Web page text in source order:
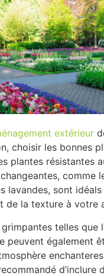
extérieur
choisir les bonnes
plantes résistantes
comme
lavandes, sont
de la texture à votre
telles que
peuvent également
d’inclure